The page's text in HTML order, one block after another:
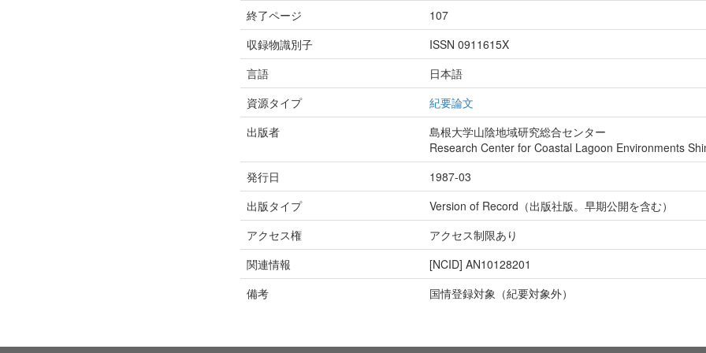
終了ページ
107
収録物識別子
ISSN 0911615X
言語
日本語
資源タイプ
紀要論文
出版者
島根大学山陰地域研究総合センター
Research Center for Coastal Lagoon Environments
発行日
1987-03
出版タイプ
Version of Record（出版社版。早期公開を含む）
アクセス権
アクセス制限あり
関連情報
[NCID] AN10128201
備考
国情登録対象（紀要対象外）